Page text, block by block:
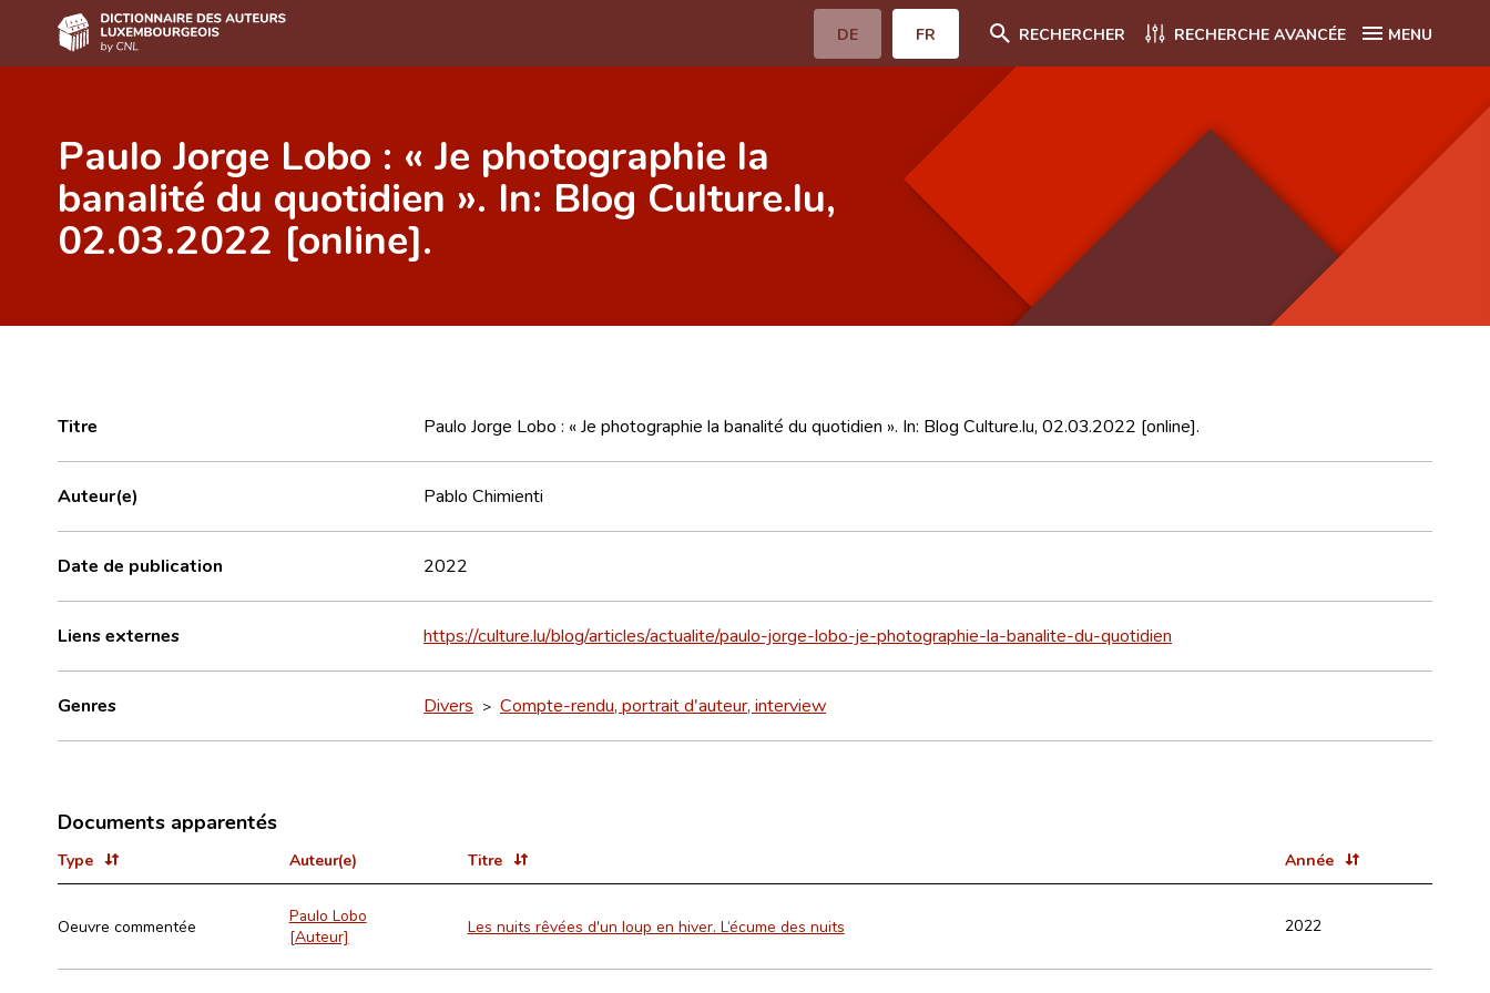
DE FR RECHERCHER RECHERCHE AVANCÉE MENU
Auteur(e)s A-Z
Recherche avancée
Foire aux questions
Équipe scientifique
Paulo Jorge Lobo : « Je photographie la
banalité du quotidien ». In: Blog Culture.lu,
02.03.2022 [online].
Titre Paulo Jorge Lobo : « Je photographie la banalité du quotidien ». In: Blog Culture.lu, 02.03.2022 [online].
Auteur(e) Pablo Chimienti
Date de publication 2022
Liens externes https://culture.lu/blog/articles/actualite/paulo-jorge-lobo-je-photographie-la-banalite-du-quotidien
Genres Divers > Compte-rendu, portrait d'auteur, interview
Documents apparentés
Type Auteur(e) Titre Année
Oeuvre commentée
Paulo Lobo
[Auteur]
Les nuits rêvées d'un loup en hiver. L‘écume des nuits 2022